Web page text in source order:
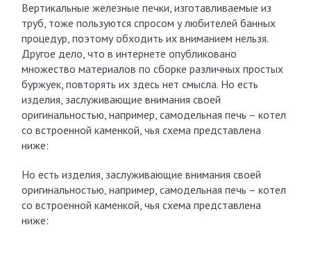
Вертикальные железные печки, изготавливаемые из
труб, тоже пользуются спросом у любителей банных
процедур, поэтому обходить их вниманием нельзя.
Другое дело, что в интернете опубликовано
множество материалов по сборке различных простых
буржуек, повторять их здесь нет смысла. Но есть
изделия, заслуживающие внимания своей
оригинальностью, например, самодельная печь – котел
со встроенной каменкой, чья схема представлена
ниже:
Но есть изделия, заслуживающие внимания своей
оригинальностью, например, самодельная печь – котел
со встроенной каменкой, чья схема представлена
ниже: